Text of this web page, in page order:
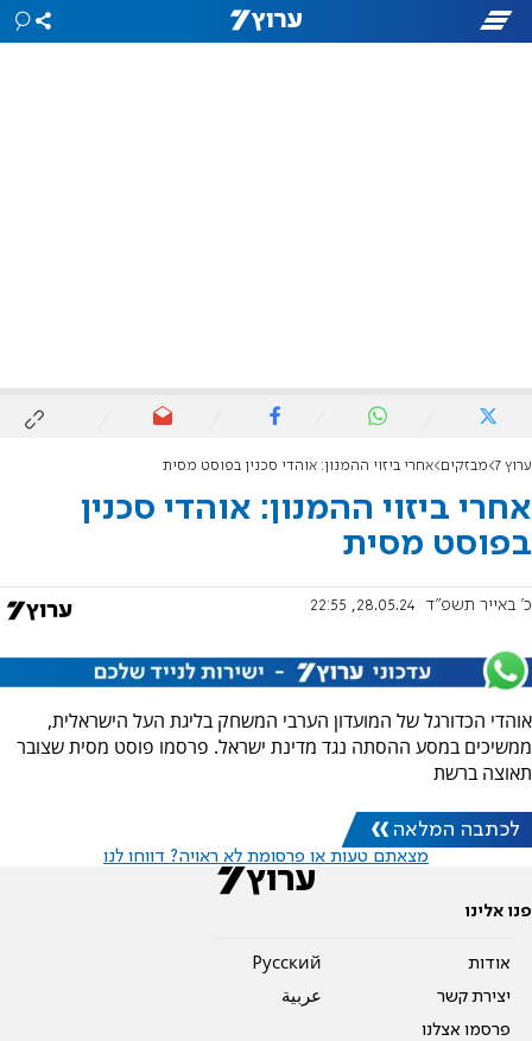
ערוץ 7 מבזקים אחרי ביזוי ההמנון: אוהדי סכנין בפוסט מסית
אחרי ביזוי ההמנון: אוהדי סכנין
בפוסט מסית
כ' באייר תשפ"ד 28.05.24, 22:55
אוהדי הכדורגל של המועדון הערבי המשחק בליגת העל הישראלית,
ממשיכים במסע ההסתה נגד מדינת ישראל. פרסמו פוסט מסית שצובר
תאוצה ברשת
לכתבה המלאה
מצאתם טעות או פרסומת לא ראויה? דווחו לנו
פנו אלינו
אודות
יצירת קשר
פרסמו אצלנו
Pусский
عربية